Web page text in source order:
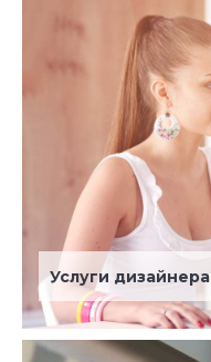
Услуги дизайнера